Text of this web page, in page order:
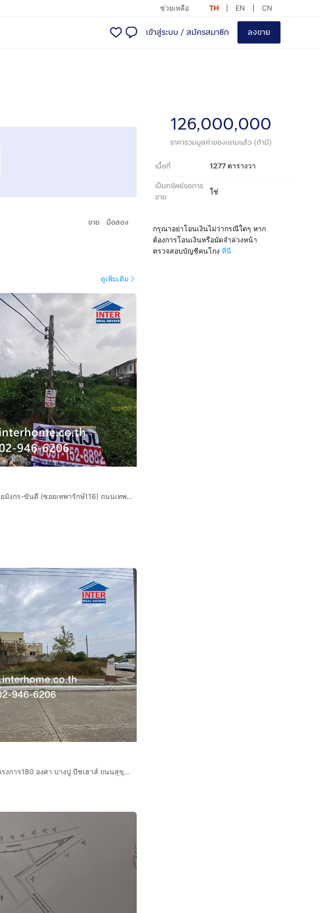
ช่วยเหลือ TH EN CN
เข้าสู่ระบบ / สมัครสมาชิก ลงขาย
ขาย มือสอง
126,000,000
ราคารวมมูลค่าของแถมแล้ว (ถ้ามี)
เนื้อที่ 1277 ตารางวา
เป็นทรัพย์รอการ
ขาย
ใช่
กรุณาอย่าโอนเงินไม่ว่ากรณีใดๆ หาก
ต้องการโอนเงินหรือมัดจำล่วงหน้า
ตรวจสอบบัญชีคนโกง ที่นี่
ดูเพิ่มเติม
ที่ดินเปล่า 400 ตร.ว. ที่ดิน ซอยมังกร-ขันดี (ซอยเทพารักษ์116) ถนนเทพารักษ์ ถนนสุขุมวิท เมืองสมุทรปราการ สมุทรปราการ
ที่ดินเปล่า 70.4 ตร.ว. ที่ดิน โครงการ180 องศา บางปู บีชเฮาส์ ถนนสุขุมวิทสายเก่า ถนนตำหรุ-บางพลี เมืองสมุทรปราการ สมุทรปราการ